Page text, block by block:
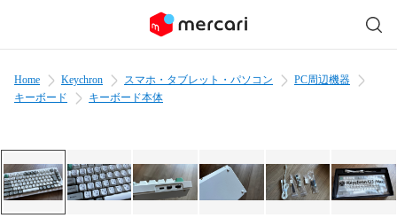
Home Keychron スマホ・タブレット・パソコン
PC周辺機器
キーボード
キーボード本体